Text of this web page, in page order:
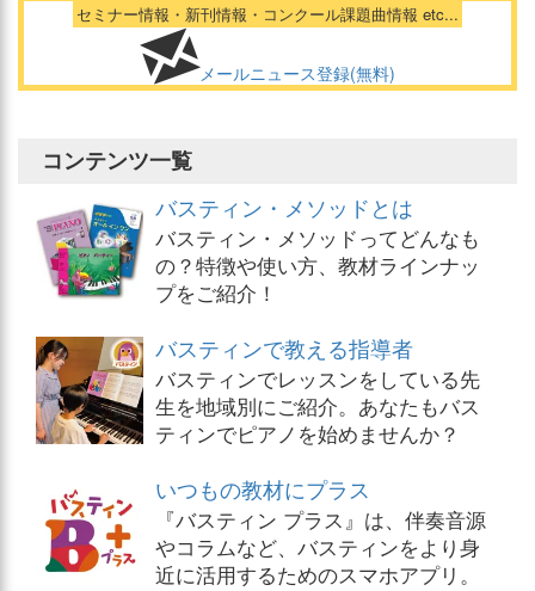
セミナー情報・新刊情報・コンクール課題曲情報 etc...
メールニュース登録(無料)
コンテンツ一覧
バスティン・メソッドとは
バスティン・メソッドってどんなも
の？特徴や使い方、教材ラインナッ
プをご紹介！
バスティンで教える指導者
バスティンでレッスンをしている先
生を地域別にご紹介。あなたもバス
ティンでピアノを始めませんか？
いつもの教材にプラス
『バスティン プラス』は、伴奏音源
やコラムなど、バスティンをより身
近に活用するためのスマホアプリ。